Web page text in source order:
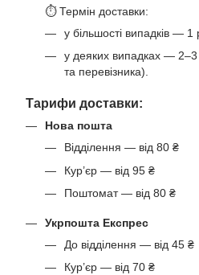
⏱ Термін доставки:
у більшості випадків —
у деяких випадках — 2–3
та перевізника).
Тарифи доставки:
Нова пошта
Відділення — від 80 ₴
Кур’єр — від 95 ₴
Поштомат — від 80 ₴
Укрпошта Експрес
До відділення — від 45 ₴
Кур’єр — від 70 ₴